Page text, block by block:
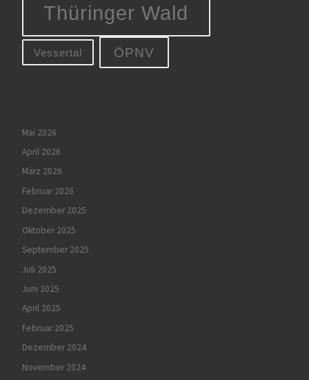
Thüringer Wald
Vessertal ÖPNV
Mai 2026
April 2026
März 2026
Februar 2026
Dezember 2025
Oktober 2025
September 2025
Juli 2025
Juni 2025
April 2025
Februar 2025
Dezember 2024
November 2024